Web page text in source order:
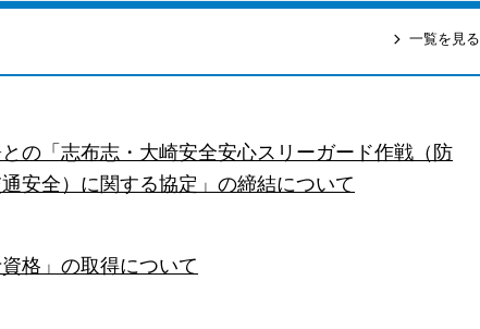
一覧を見る
の「志布志・大崎安全安心スリーガード作戦（防
安全）に関する協定」の締結について
資格」の取得について